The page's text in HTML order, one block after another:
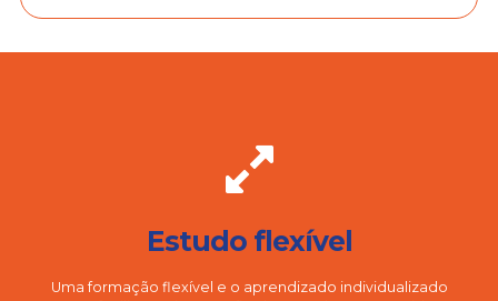
Estudo flexível
Uma formação flexível e o aprendizado individualizado